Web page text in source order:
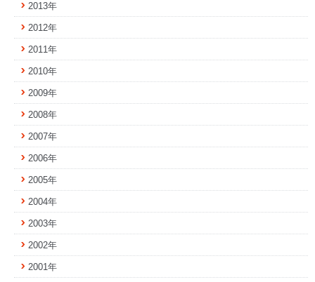
2013年
2012年
2011年
2010年
2009年
2008年
2007年
2006年
2005年
2004年
2003年
2002年
2001年